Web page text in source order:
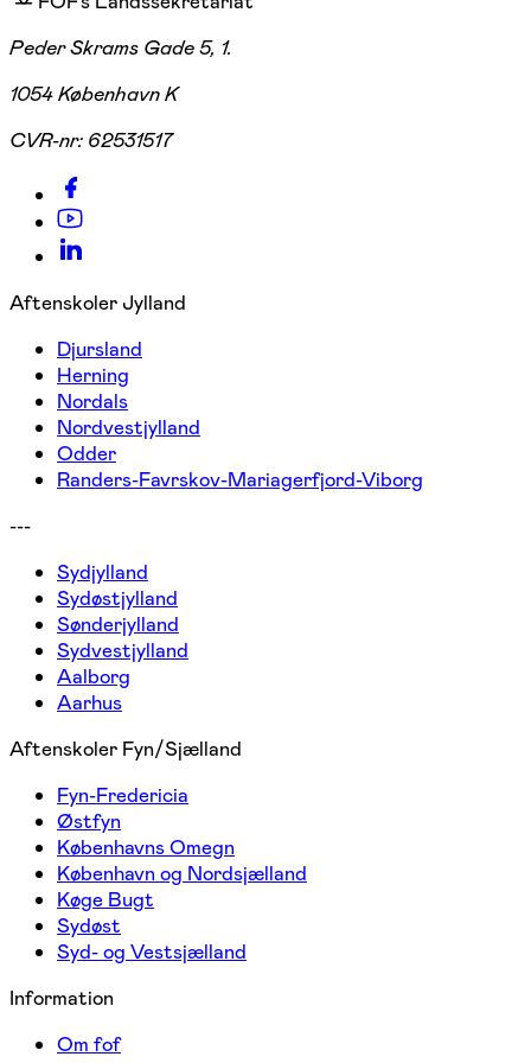
Peder Skrams Gade 5, 1.
1054 København K
CVR-nr: 62531517
Aftenskoler Jylland
Djursland
Herning
Nordals
Nordvestjylland
Odder
Randers-Favrskov-Mariagerfjord-Viborg
---
Sydjylland
Sydøstjylland
Sønderjylland
Sydvestjylland
Aalborg
Aarhus
Aftenskoler Fyn/Sjælland
Fyn-Fredericia
Østfyn
Københavns Omegn
København og Nordsjælland
Køge Bugt
Sydøst
Syd- og Vestsjælland
Information
Om fof